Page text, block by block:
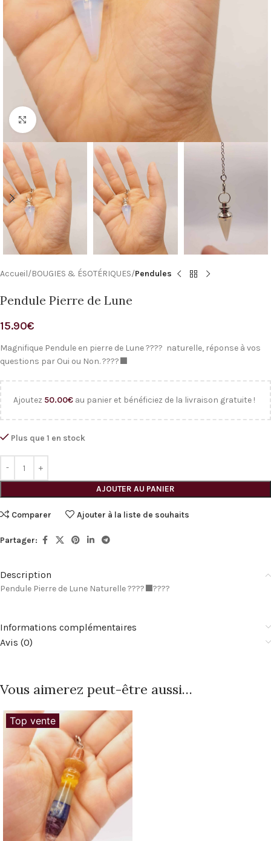
Cliquez pour agrandir
Accueil BOUGIES & ÉSOTÉRIQUES Pendules
Pendule Pierre de Lune
15.90€
Magnifique Pendule en pierre de Lune ???? naturelle, réponse à vos
questions par Oui ou Non. ????‍⬛
Ajoutez 50.00€ au panier et bénéficiez de la livraison gratuite !
Plus que 1 en stock
AJOUTER AU PANIER
Comparer Ajouter à la liste de souhaits
Partager:
Description
Pendule Pierre de Lune Naturelle ????‍⬛????
Informations complémentaires
Avis (0)
Vous aimerez peut-être aussi…
Top vente